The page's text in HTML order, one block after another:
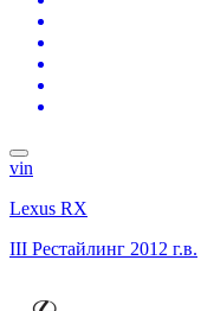
vin
Lexus RX
III Рестайлинг 2012 г.в.